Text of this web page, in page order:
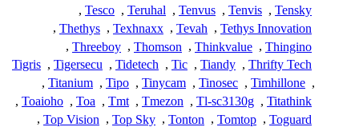
Tensky
,
Tenvis
,
Tenvus
,
Teruhal
,
Tesco
,
Tethys Innovation
,
Tevah
,
Texhnaxx
,
Thethys
,
Thingino
,
Thinkvalue
,
Thomson
,
Threeboy
,
Thrifty Tech
,
Tiandy
,
Tic
,
Tidetech
,
Tigersecu
,
Tigris
,
Timhillone
,
Tinosec
,
Tinycam
,
Tipo
,
Titanium
,
Titathink
,
Tl-sc3130g
,
Tmezon
,
Tmt
,
Toa
,
Toaioho
,
Toguard
,
Tomtop
,
Tonton
,
Top Sky
,
Top Vision
,